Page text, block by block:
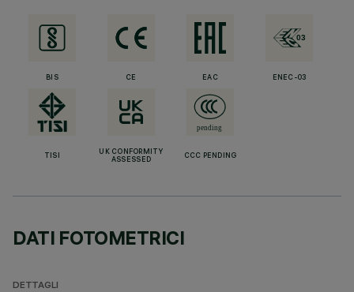
BIS CE EAC ENEC-03
TISI
UK CONFORMITY
ASSESSED
CCC PENDING
DATI FOTOMETRICI
DETTAGLI